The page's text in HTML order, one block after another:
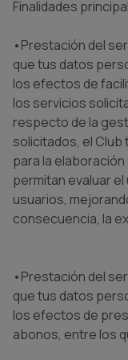
Finalidades
•Prestación del
que tus datos
los efectos de
los servicios
respecto de la
solicitados, el
para la
permitan evaluar el
usuarios,
consecuencia, la
•Prestación del
que tus datos
los efectos de
abonos, entre los